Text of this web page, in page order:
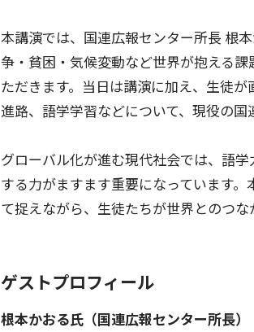
本講演では、国連広報センター所長 根
争・貧困・気候変動など世界が抱える
ただきます。当日は講演に加え、生徒
進路、語学学習などについて、現役の国
グローバル化が進む現代社会では、語
する力がますます重要になっています
て捉えながら、生徒たちが世界とのつ
ゲストプロフィール
根本かおる氏（国連広報センター所長）